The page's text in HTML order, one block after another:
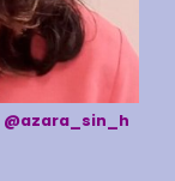
@azara_sin_h